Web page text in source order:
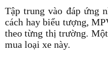
Tập trung vào đáp ứng
cách hay biểu tượng,
theo từng thị trường.
mua loại xe này.